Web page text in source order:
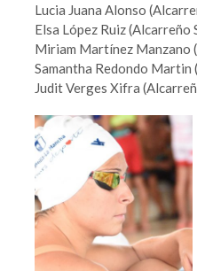
Lucia Juana Alonso
Elsa López Ruiz (Alcarreño
Miriam Martínez Manzano
Samantha Redondo Martin
Judit Verges Xifra